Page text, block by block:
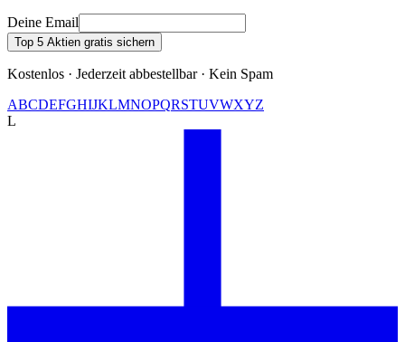
Deine Email
Top 5 Aktien gratis sichern
Kostenlos · Jederzeit abbestellbar · Kein Spam
ABCDEFGHIJKLMNOPQRSTUVWXYZ
L